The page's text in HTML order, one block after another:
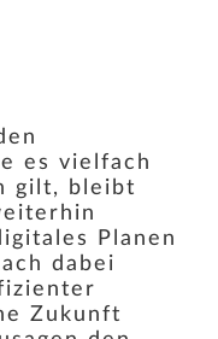
es vielfach
gilt, bleibt
Planen
dabei
Zukunft